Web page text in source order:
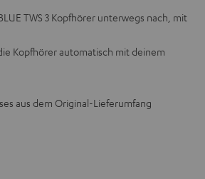
TWS 3 Kopfhörer unterwegs nach, mit
Kopfhörer automatisch mit deinem
aus dem Original-Lieferumfang